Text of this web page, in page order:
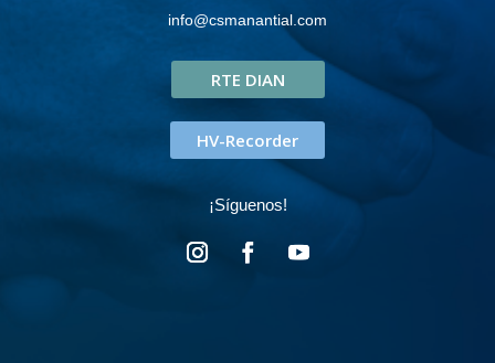
info@csmanantial.com
RTE DIAN
HV-Recorder
¡Síguenos!